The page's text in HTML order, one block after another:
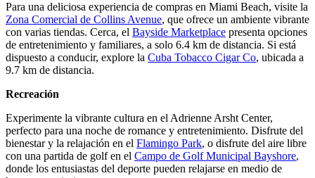
Para una deliciosa experiencia de compras en Miami Beach, visite la
Zona Comercial de Collins Avenue, que ofrece un ambiente vibrante
con varias tiendas. Cerca, el Bayside Marketplace presenta opciones
de entretenimiento y familiares, a solo 6.4 km de distancia. Si está
dispuesto a conducir, explore la Cuba Tobacco Cigar Co, ubicada a
9.7 km de distancia.
Recreación
Experimente la vibrante cultura en el Adrienne Arsht Center,
perfecto para una noche de romance y entretenimiento. Disfrute del
bienestar y la relajación en el Flamingo Park, o disfrute del aire libre
con una partida de golf en el Campo de Golf Municipal Bayshore,
donde los entusiastas del deporte pueden relajarse en medio de